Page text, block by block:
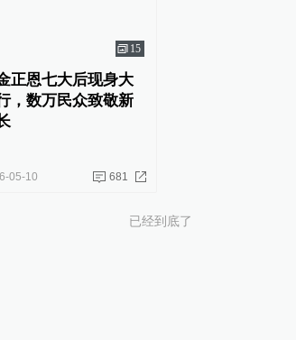
15
正恩七大后现身大
，数万民众致敬新
05-10 681
已经到底了